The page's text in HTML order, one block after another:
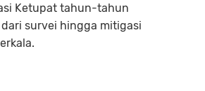
Ketupat tahun-tahun
survei hingga mitigasi